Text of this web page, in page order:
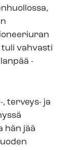
tuli vahvasti
-
, terveys- ja
hän jää